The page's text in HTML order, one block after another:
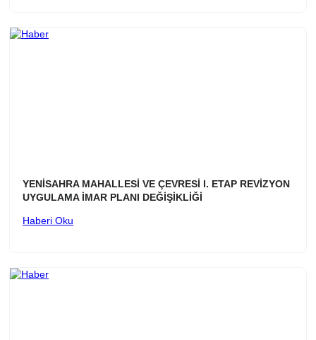
YENİSAHRA MAHALLESİ VE ÇEVRESİ I. ETAP REVİZYON
UYGULAMA İMAR PLANI DEĞİŞİKLİĞİ
Haberi Oku